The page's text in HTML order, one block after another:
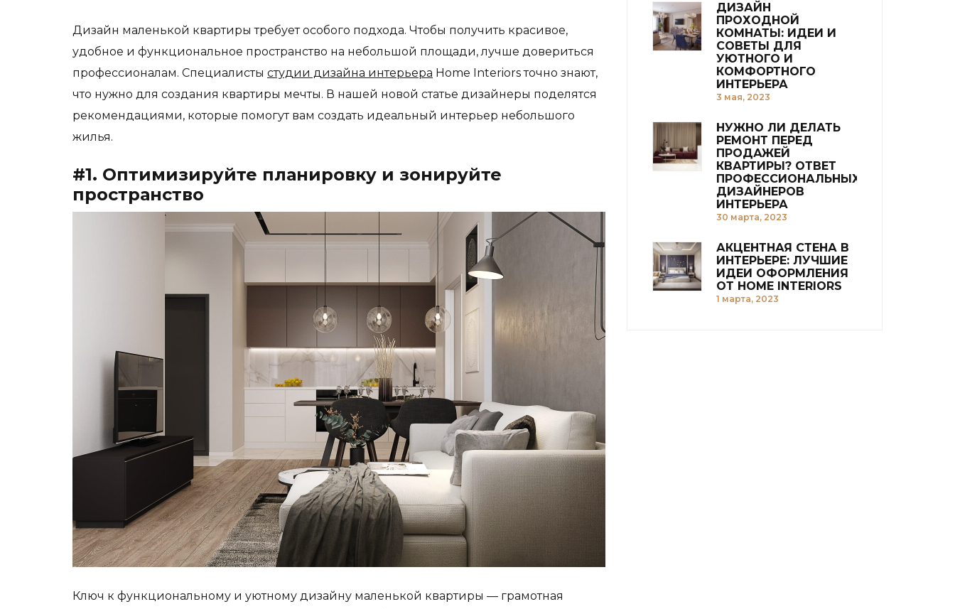
Дизайн маленькой квартиры требует особого подхода. Чтобы получить красивое,
удобное и функциональное пространство на небольшой площади, лучше довериться
профессионалам. Специалисты студии дизайна интерьера Home Interiors точно знают,
что нужно для создания квартиры мечты. В нашей новой статье дизайнеры поделятся
рекомендациями, которые помогут вам создать идеальный интерьер небольшого
жилья.
#1. Оптимизируйте планировку и зонируйте
пространство
Ключ к функциональному и уютному дизайну маленькой квартиры — грамотная
ДИЗАЙН
ПРОХОДНОЙ
КОМНАТЫ: ИДЕИ И
СОВЕТЫ ДЛЯ
УЮТНОГО И
КОМФОРТНОГО
ИНТЕРЬЕРА
3 мая, 2023
НУЖНО ЛИ ДЕЛАТЬ
РЕМОНТ ПЕРЕД
ПРОДАЖЕЙ
КВАРТИРЫ? ОТВЕТ
ПРОФЕССИОНАЛЬНЫХ
ДИЗАЙНЕРОВ
ИНТЕРЬЕРА
30 марта, 2023
АКЦЕНТНАЯ СТЕНА В
ИНТЕРЬЕРЕ: ЛУЧШИЕ
ИДЕИ ОФОРМЛЕНИЯ
ОТ HOME INTERIORS
1 марта, 2023